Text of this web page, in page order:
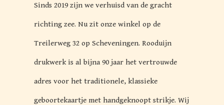
Sinds 2019 zijn we verhuisd van de gracht
richting zee. Nu zit onze winkel op de
Treilerweg 32 op Scheveningen. Rooduijn
drukwerk is al bijna 90 jaar het vertrouwde
adres voor het traditionele, klassieke
geboortekaartje met handgeknoopt strikje. Wij